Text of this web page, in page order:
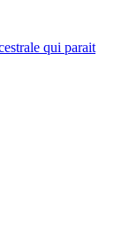
qui parait